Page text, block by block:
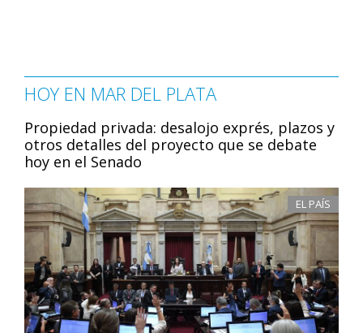
HOY EN MAR DEL PLATA
Propiedad privada: desalojo exprés, plazos y
otros detalles del proyecto que se debate
hoy en el Senado
EL PAÍS